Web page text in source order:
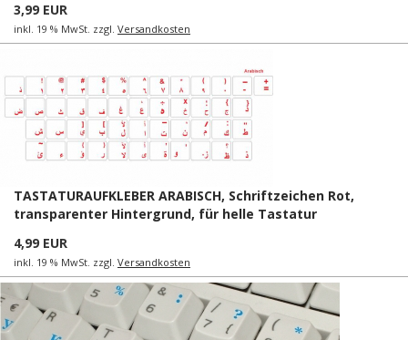
3,99 EUR
inkl. 19 % MwSt. zzgl. Versandkosten
TASTATURAUFKLEBER ARABISCH, Schriftzeichen Rot,
transparenter Hintergrund, für helle Tastatur
4,99 EUR
inkl. 19 % MwSt. zzgl. Versandkosten